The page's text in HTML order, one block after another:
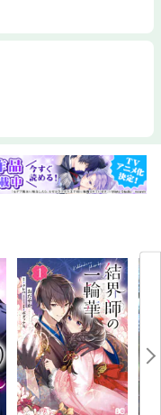
している社会人にとって
容となっている。 具体的
解説している。また、巻